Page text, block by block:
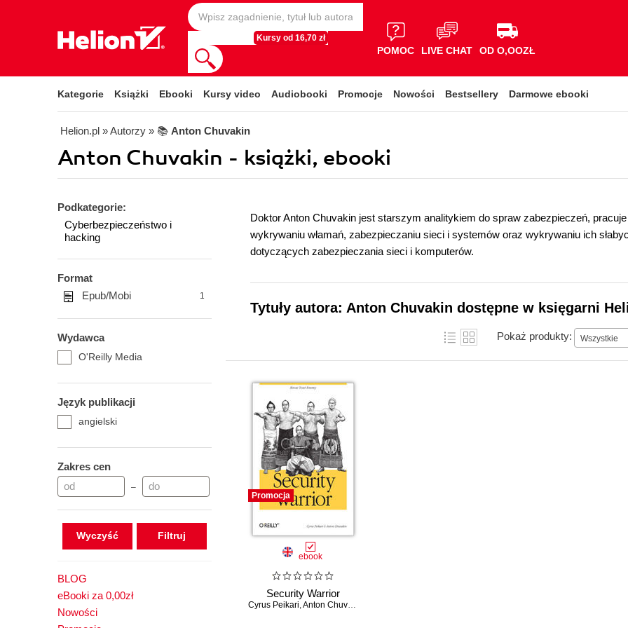
Kursy od 16,70 zł
POMOC LIVE CHAT OD O,OOZŁ
Kategorie Książki Ebooki Kursy video Audiobooki Promocje Nowości Bestsellery Darmowe ebooki
Helion.pl » Autorzy » 📚 Anton Chuvakin
Anton Chuvakin - książki, ebooki
Podkategorie:
Cyberbezpieczeństwo i
hacking
Format
Epub/Mobi
1
Wydawca
O'Reilly Media
Język publikacji
angielski
Zakres cen
–
Wyczyść
BLOG
eBooki za 0,00zł
Nowości
Doktor Anton Chuvakin jest starszym analitykiem do spraw zabezpieczeń,
wykrywaniu włamań, zabezpieczaniu sieci i systemów oraz wykrywaniu ich
dotyczących zabezpieczania sieci i komputerów.
Tytuły autora: Anton Chuvakin dostępne w księgarni
Pokaż produkty: Wszystkie
Promocja
ebook
Security Warrior
Cyrus Peikari,Anton Chuvakin